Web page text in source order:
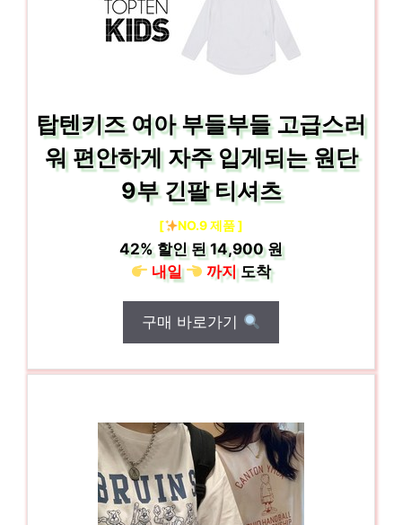
탑텐키즈 여아 부들부들 고급스러
워 편안하게 자주 입게되는 원단
9부 긴팔 티셔츠
[ NO.9 제품 ]
42%할인 된14,900 원
내일
까지도착
구매 바로가기